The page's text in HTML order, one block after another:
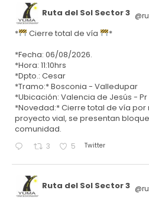
Ruta del Sol Sector 3
* Cierre total de vía
*
*Fecha: 06/08/2026.
*Hora: 11:10hrs
*Dpto.: Cesar
*Tramo:* Bosconia - Valledupar
*Ubicación: Valencia de Jesús - Pr
*Novedad:* Cierre total de vía por
proyecto vial, se presentan
comunidad.
3 5 Twitter
Ruta del Sol Sector 3